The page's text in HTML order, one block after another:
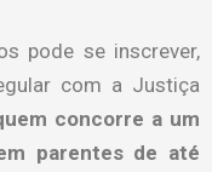
pode se inscrever,
com a Justiça
concorre a um
parentes de até